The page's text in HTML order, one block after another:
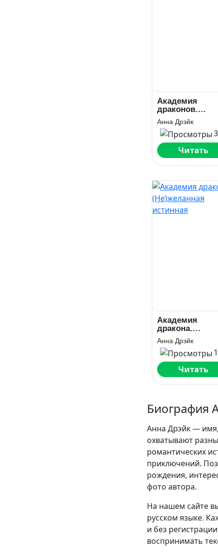
Академия
драконов.
Ловушка для
истинной
Анна Дрэйк
Читать
Академия
дракона.
(Не)желанная
истинная
Анна Дрэйк
Читать
Биография
Анна Дрэйк —
охватывают
романтических
приключений.
рождения,
фото автора.
На нашем сайте
русском языке.
и без
воспринимать